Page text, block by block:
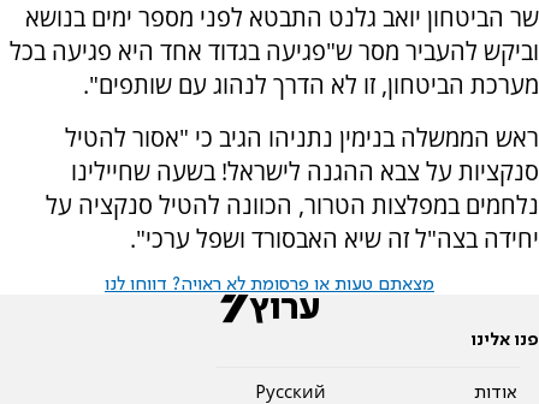
שר הביטחון יואב גלנט התבטא לפני מספר ימים בנושא
וביקש להעביר מסר ש"פגיעה בגדוד אחד היא פגיעה בכל
מערכת הביטחון, זו לא הדרך לנהוג עם שותפים".
ראש הממשלה בנימין נתניהו הגיב כי "אסור להטיל
סנקציות על צבא ההגנה לישראל! בשעה שחיילינו
נלחמים במפלצות הטרור, הכוונה להטיל סנקציה על
יחידה בצה"ל זה שיא האבסורד ושפל ערכי".
מצאתם טעות או פרסומת לא ראויה? דווחו לנו
פנו אלינו
אודות
Pусский